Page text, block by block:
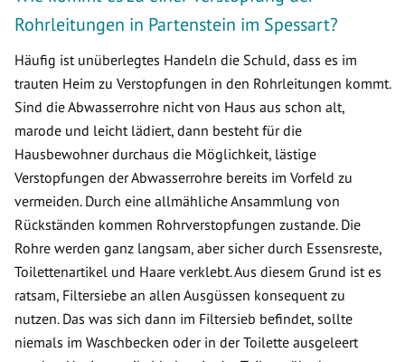
Rohrleitungen in Partenstein im Spessart?
Häufig ist unüberlegtes Handeln die Schuld, dass es im
trauten Heim zu Verstopfungen in den Rohrleitungen kommt.
Sind die Abwasserrohre nicht von Haus aus schon alt,
marode und leicht lädiert, dann besteht für die
Hausbewohner durchaus die Möglichkeit, lästige
Verstopfungen der Abwasserrohre bereits im Vorfeld zu
vermeiden. Durch eine allmähliche Ansammlung von
Rückständen kommen Rohrverstopfungen zustande. Die
Rohre werden ganz langsam, aber sicher durch Essensreste,
Toilettenartikel und Haare verklebt. Aus diesem Grund ist es
ratsam, Filtersiebe an allen Ausgüssen konsequent zu
nutzen. Das was sich dann im Filtersieb befindet, sollte
niemals im Waschbecken oder in der Toilette ausgeleert